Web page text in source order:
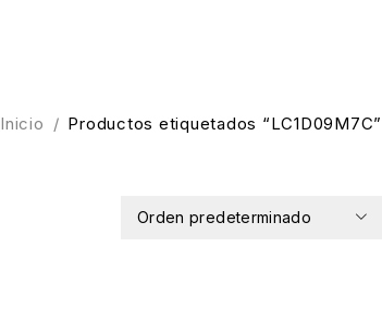
Inicio / Productos etiquetados “LC1D09M7C”
Orden predeterminado